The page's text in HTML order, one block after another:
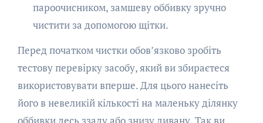
пароочисником, замшеву оббивку зручно
чистити за допомогою щітки.
Перед початком чистки обов’язково зробіть
тестову перевірку засобу, який ви збираєтеся
використовувати вперше. Для цього нанесіть
його в невеликій кількості на маленьку ділянку